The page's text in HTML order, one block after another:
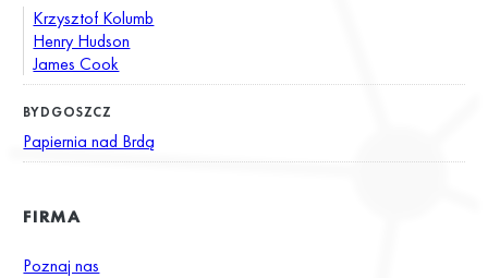
Krzysztof Kolumb
Henry Hudson
James Cook
BYDGOSZCZ
Papiernia nad Brdą
FIRMA
Poznaj nas